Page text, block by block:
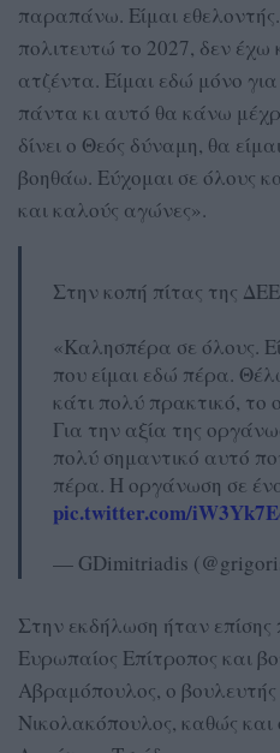
παραπάνω. Είμαι
πολιτευτώ το 2027, δεν
ατζέντα. Είμαι εδώ μόνο
πάντα κι αυτό θα κάνω
δίνει ο Θεός δύναμη, θα
βοηθάω. Εύχομαι σε όλους
και καλούς αγώνες».
Στην κοπή πίτας της
«Καλησπέρα σε όλους.
που είμαι εδώ πέρα.
κάτι πολύ πρακτικό, το
Για την αξία της
πολύ σημαντικό αυτό
πέρα. Η οργάνωση σε
pic.twitter.com/
— GDimitriadis
Στην εκδήλωση ήταν
Ευρωπαίος Επίτροπος και
Αβραμόπουλος, ο
Νικολακόπουλος, καθώς